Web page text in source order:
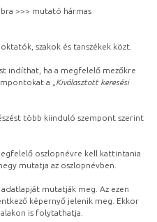
>>> mutató hármas
szakok és tanszékek közt.
indíthat, ha a megfelelő mezőkre
a „ Kiválasztott keresési
több kiinduló szempont szerint
oszlopnévre kell kattintania
mutatja az oszlopnévben.
mutatják meg. Az ezen
képernyő jelenik meg. Ekkor
is folytathatja.